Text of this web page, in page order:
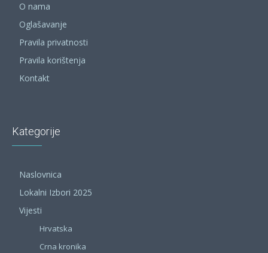
O nama
Oglašavanje
Pravila privatnosti
Pravila korištenja
Kontakt
Kategorije
Naslovnica
Lokalni Izbori 2025
Vijesti
Hrvatska
Crna kronika